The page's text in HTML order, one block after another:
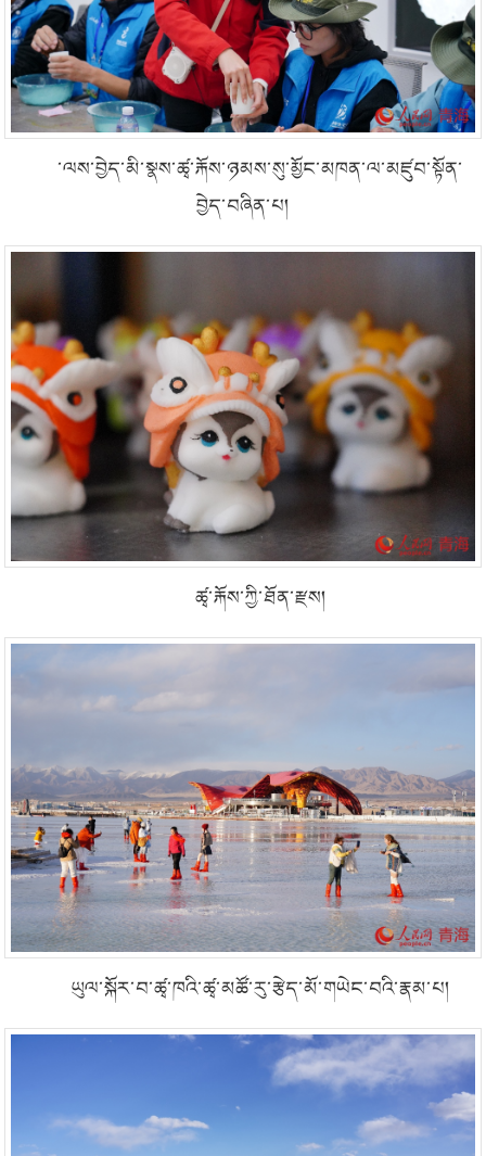
་ལས་བྱེད་མི་སྣས་ཚྭ་རྐོས་ཉམས་སུ་མྱོང་མཁན་ལ་མཛུབ་སྟོན་
བྱེད་བཞིན་པ།
ཚྭ་རྐོས་ཀྱི་ཐོན་རྫས།
ཡུལ་སྐོར་བ་ཚྭ་ཁའི་ཚྭ་མཚོ་རུ་རྩེད་མོ་གཡེང་བའི་རྣམ་པ།